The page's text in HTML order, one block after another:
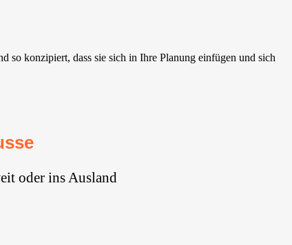
so konzipiert, dass sie sich in Ihre Planung einfügen und sich
oder ins Ausland